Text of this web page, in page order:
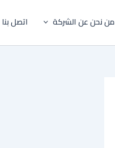
من نحن عن الشركة اتصل بنا